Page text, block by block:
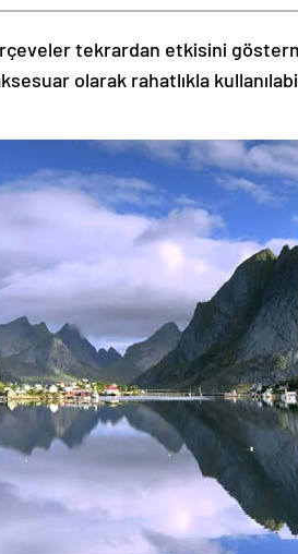
tekrardan etkisini
olarak rahatlıkla